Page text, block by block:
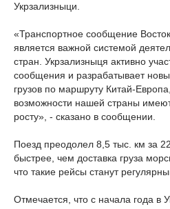
Укрзализныци.
«Транспортное сообщение
является важной системой
стран. Укрзализныця активно
сообщения и разрабатывает
грузов по маршруту Китай-
возможности нашей страны
росту», - сказано в сообщении.
Поезд преодолел 8,5 тыс. км за
быстрее, чем доставка груза
что такие рейсы станут
Отмечается, что с начала года в